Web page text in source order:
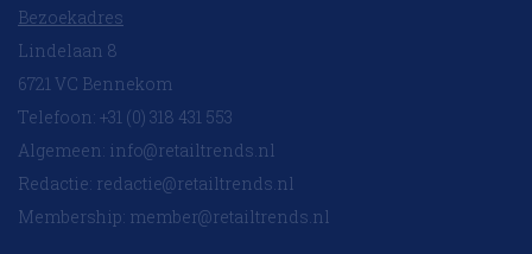
Bezoekadres
Lindelaan 8
6721 VC Bennekom
Telefoon: +31 (0) 318 431 553
Algemeen: info@retailtrends.nl
Redactie: redactie@retailtrends.nl
Membership: member@retailtrends.nl